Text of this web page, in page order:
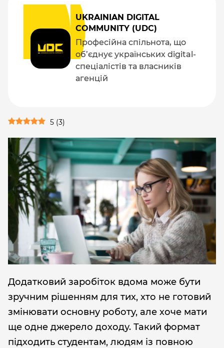
UKRAINIAN DIGITAL
COMMUNITY (UDC)
Професійна спільнота, що
об’єднує українських digital-
спеціалістів та власників
агенцій
5 (3)
Додатковий заробіток вдома може бути
зручним рішенням для тих, хто не готовий
змінювати основну роботу, але хоче мати
ще одне джерело доходу. Такий формат
підходить студентам, людям із повною